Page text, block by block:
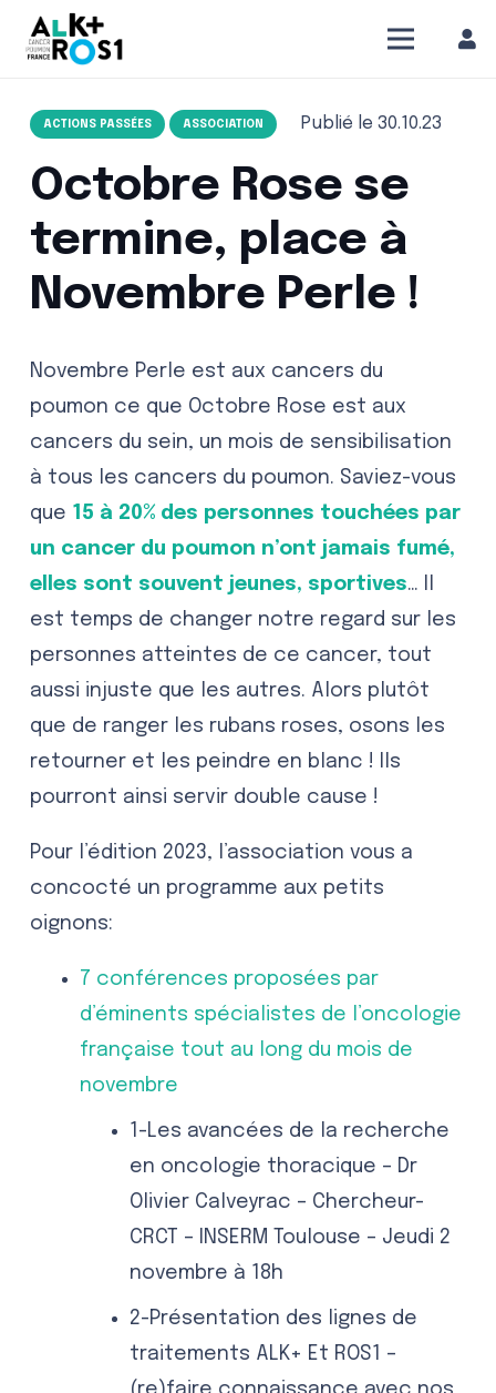
ACTIONS PASSÉES ASSOCIATION Publié le 30.10.23
Octobre Rose se
termine, place à
Novembre Perle !
Novembre Perle est aux cancers du
poumon ce que Octobre Rose est aux
cancers du sein, un mois de sensibilisation
à tous les cancers du poumon. Saviez-vous
que 15 à 20% des personnes touchées par
un cancer du poumon n’ont jamais fumé,
elles sont souvent jeunes, sportives… Il
est temps de changer notre regard sur les
personnes atteintes de ce cancer, tout
aussi injuste que les autres. Alors plutôt
que de ranger les rubans roses, osons les
retourner et les peindre en blanc ! Ils
pourront ainsi servir double cause !
Pour l’édition 2023, l’association vous a
concocté un programme aux petits
oignons:
7 conférences proposées par
d’éminents spécialistes de l’oncologie
française tout au long du mois de
novembre
1-Les avancées de la recherche
en oncologie thoracique – Dr
Olivier Calveyrac – Chercheur-
CRCT – INSERM Toulouse – Jeudi 2
novembre à 18h
2-Présentation des lignes de
traitements ALK+ Et ROS1 –